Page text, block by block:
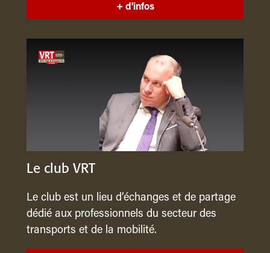
+ d'infos
Le club VRT
Le club est un lieu d’échanges et de partage
dédié aux professionnels du secteur des
transports et de la mobilité.